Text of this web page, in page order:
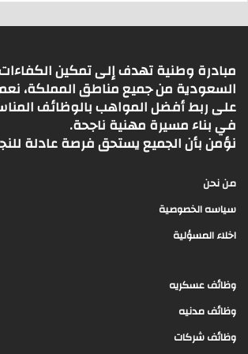
مبادرة وطنية تهدف إلى تمكين
السعودية من جميع مناطق المملكة،
على ربط أفضل المواهب بالوظائف
في بناء مسيرة مهنية ناجحة.
نؤمن بأن الجميع يستحق فرصة عادلة
من نحن
سياسه الخصوصية
اخلاء المسؤلية
وظائف عسكريه
وظائف مدنيه
وظائف شركات